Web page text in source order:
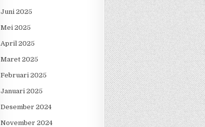
Juni 2025
Mei 2025
April 2025
Maret 2025
Februari 2025
Januari 2025
Desember 2024
November 2024